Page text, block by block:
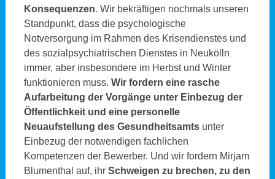
Konsequenzen. Wir bekräftigen nochmals unseren
Standpunkt, dass die psychologische
Notversorgung im Rahmen des Krisendienstes und
des sozialpsychiatrischen Dienstes in Neukölln
immer, aber insbesondere im Herbst und Winter
funktionieren muss. Wir fordern eine rasche
Aufarbeitung der Vorgänge unter Einbezug der
Öffentlichkeit und eine personelle
Neuaufstellung des Gesundheitsamtsunter
Einbezug der notwendigen fachlichen
Kompetenzen der Bewerber. Und wir fordern Mirjam
Blumenthal auf, ihr Schweigen zu brechen, zu den